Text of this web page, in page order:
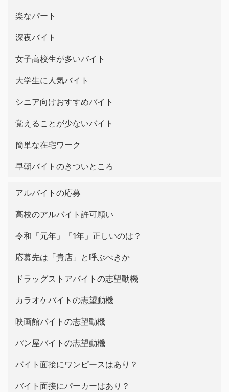
楽なパート
深夜バイト
女子高校生が多いバイト
大学生に人気バイト
シニア向けおすすめバイト
覚えることが少ないバイト
簡単な在宅ワーク
早朝バイトのきついところ
アルバイトの応募
高校のアルバイト許可願い
令和「元年」「1年」正しいのは？
応募先は「貴店」と呼ぶべきか
ドラッグストアバイトの志望動機
カラオケバイトの志望動機
映画館バイトの志望動機
パン屋バイトの志望動機
バイト面接にワンピースはあり？
バイト面接にパーカーはあり？